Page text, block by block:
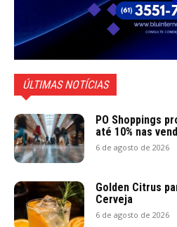
ÚLTIMAS NOTÍCIAS
PO Shoppings
até 10% nas
6 de agosto de 2026
Golden Citrus
Cerveja
6 de agosto de 2026